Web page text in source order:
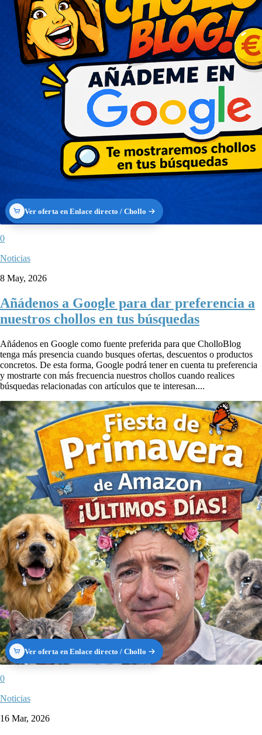
Ver oferta en Enlace directo / Chollo
0
Noticias
8 May, 2026
Añádenos a Google para dar preferencia a
nuestros chollos en tus búsquedas
Añádenos en Google como fuente preferida para que CholloBlog
tenga más presencia cuando busques ofertas, descuentos o productos
concretos. De esta forma, Google podrá tener en cuenta tu preferencia
y mostrarte con más frecuencia nuestros chollos cuando realices
búsquedas relacionadas con artículos que te interesan....
Ver oferta en Enlace directo / Chollo
0
Noticias
16 Mar, 2026